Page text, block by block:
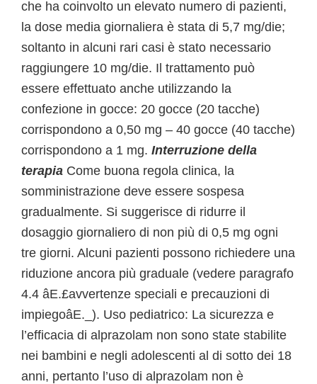
che ha coinvolto un elevato numero di pazienti,
la dose media giornaliera è stata di 5,7 mg/die;
soltanto in alcuni rari casi è stato necessario
raggiungere 10 mg/die. Il trattamento può
essere effettuato anche utilizzando la
confezione in gocce: 20 gocce (20 tacche)
corrispondono a 0,50 mg – 40 gocce (40 tacche)
corrispondono a 1 mg. Interruzione della
terapia Come buona regola clinica, la
somministrazione deve essere sospesa
gradualmente. Si suggerisce di ridurre il
dosaggio giornaliero di non più di 0,5 mg ogni
tre giorni. Alcuni pazienti possono richiedere una
riduzione ancora più graduale (vedere paragrafo
4.4 âE.£avvertenze speciali e precauzioni di
impiegoâE._). Uso pediatrico: La sicurezza e
l’efficacia di alprazolam non sono state stabilite
nei bambini e negli adolescenti al di sotto dei 18
anni, pertanto l’uso di alprazolam non è